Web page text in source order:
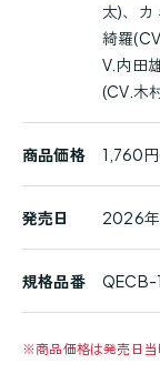
太)、カ
綺羅
V.内田
(CV.木
商品価格 1,760
発売日 2026年
規格品番 QECB-
※商品価格は発売日当